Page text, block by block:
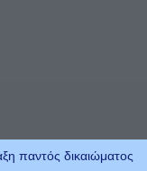
παντός δικαιώματος